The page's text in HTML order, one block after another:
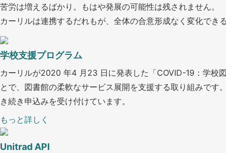
苦労は増えるばかり。もはや発展の可能性は残されません。
カーリルは連携するだれもが、全体の合意形成なく変化で
学校支援プログラム
カーリルが2020 年4 月23 日に発表した「COVID-19：学校
とで、図書館の柔軟なサービス展開を支援する取り組みで
き続き申込みを受け付けています。
もっと詳しく
Unitrad API